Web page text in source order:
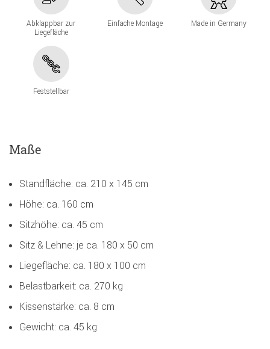
Abklappbar zur
Liegefläche
Einfache Montage Made in Germany
Feststellbar
Maße
Standfläche: ca. 210 x 145 cm
Höhe: ca. 160 cm
Sitzhöhe: ca. 45 cm
Sitz & Lehne: je ca. 180 x 50 cm
Liegefläche: ca. 180 x 100 cm
Belastbarkeit: ca. 270 kg
Kissenstärke: ca. 8 cm
Gewicht: ca. 45 kg